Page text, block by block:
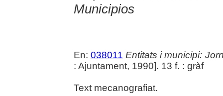
Municipios
En: 038011 Entitats i municipi:
: Ajuntament, 1990]. 13 f. : gràf
Text mecanografiat.